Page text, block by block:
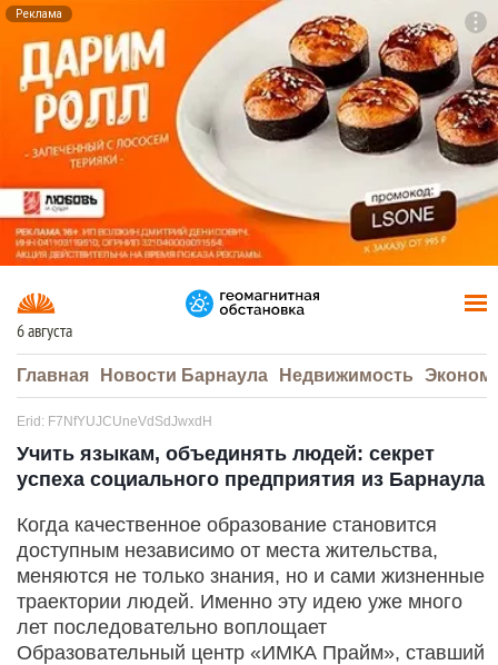
Реклама
6 августа
Главная Новости Барнаула Недвижимость
Erid: F7NfYUJCUneVdSdJwxdH
Учить языкам, объединять людей: секрет
успеха социального предприятия из Барнаула
Когда качественное образование становится
доступным независимо от места жительства,
меняются не только знания, но и сами жизненные
траектории людей. Именно эту идею уже много
лет последовательно воплощает
Образовательный центр «ИМКА Прайм», ставший